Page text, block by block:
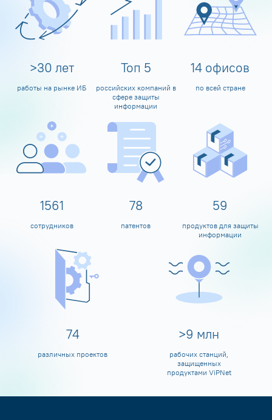
>30 лет
работы на рынке ИБ
Топ 5
российских компаний в
сфере защиты
информации
14 офисов
по всей стране
1600
сотрудников
80
патентов
60
продуктов для защиты
информации
80
различных проектов
>10 млн
рабочих станций,
защищенных
продуктами ViPNet